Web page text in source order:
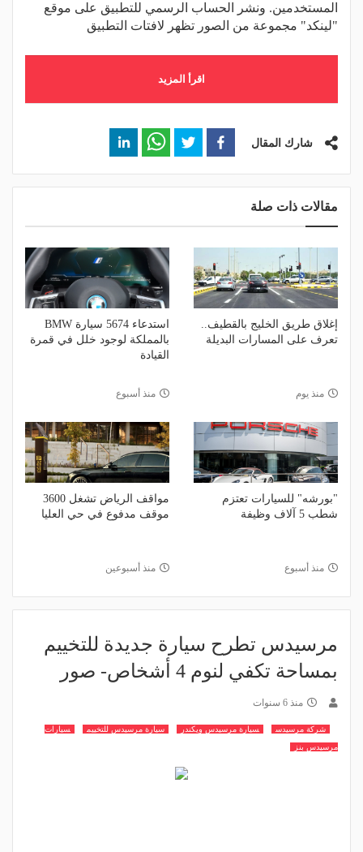
المستخدمين. ونشر الحساب الرسمي للتطبيق على موقع
"لينكد" مجموعة من الصور تظهر لافتات التطبيق
اقرأ المزيد
شارك المقال
مقالات ذات صلة
إغلاق طريق الخليج بالقطيف..
تعرف على المسارات البديلة
منذ يوم
استدعاء 5674 سيارة BMW
بالمملكة لوجود خلل في قمرة
القيادة
منذ أسبوع
"بورشه" للسيارات تعتزم
شطب 5 آلاف وظيفة
منذ أسبوع
مواقف الرياض تشغل 3600
موقف مدفوع في حي العليا
منذ أسبوعين
مرسيدس تطرح سيارة جديدة للتخييم
بمساحة تكفي لنوم 4 أشخاص- صور
منذ 6 سنوات
شركة مرسيدس سيارة مرسيدس ويكندر سيارة مرسيدس للتخييم
سيارات
مرسيدس بنز